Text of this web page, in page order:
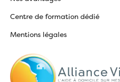
Centre de formation dédié
Mentions légales